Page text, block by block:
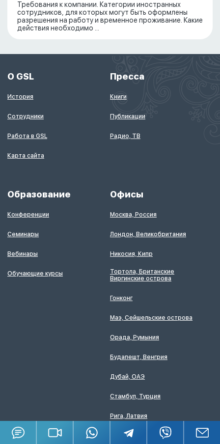
Требования к компании. Категории иностранных
сотрудников, для которых могут быть оформлены
разрешения на работу и временное проживание. Какие
действия необходимо ...
О GSL
История
Сотрудники
Работа в GSL
Карта сайта
Пресса
Книги
Публикации
Радио, ТВ
Образование
Конференции
Семинары
Вебинары
Обучающие курсы
Офисы
Москва, Россия
Лондон, Великобритания
Никосия, Кипр
Тортола, Британские
Виргинские острова
Гонконг
Маэ, Сейшельские острова
Орада, Румыния
Будапешт, Венгрия
Дубай, ОАЭ
Стамбул, Турция
Рига, Латвия
Бали, Индонезия